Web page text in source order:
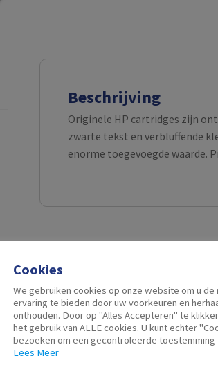
Beschrijving
Originele HP cartridges zijn
zwarte tekst en verbluffende
enorme toegevoegde waarde.
Gerelateerde
Cookies
We gebruiken cookies op onze website om u
ervaring te bieden door uw voorkeuren en
onthouden. Door op "Alles Accepteren" te
het gebruik van ALLE cookies. U kunt echter
bezoeken om een gecontroleerde toestemming
Lees Meer